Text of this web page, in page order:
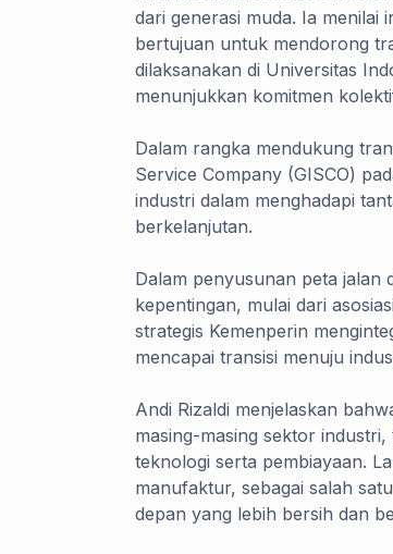
dari generasi muda. Ia menilai
bertujuan untuk mendorong
dilaksanakan di Universitas
menunjukkan komitmen
Dalam rangka mendukung
Service Company (GISCO)
industri dalam menghadapi
berkelanjutan.
Dalam penyusunan peta jalan
kepentingan, mulai dari
strategis Kemenperin
mencapai transisi menuju
Andi Rizaldi menjelaskan
masing-masing sektor
teknologi serta pembiayaan.
manufaktur, sebagai salah
depan yang lebih bersih dan